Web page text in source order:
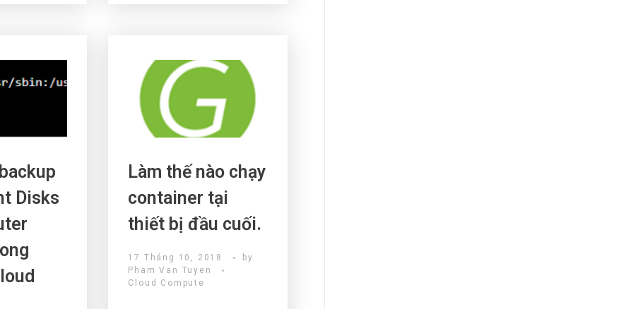
trung bìn
Disks
Làm thế nào chạy
container tại
thiết bị đầu cuối.
17 Tháng 10, 2018
by
Pham Van Tuyen
Cloud Compute